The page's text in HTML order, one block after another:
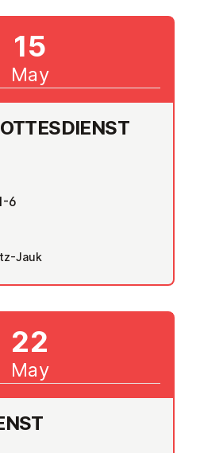
6
Jauk
15
May
22
May